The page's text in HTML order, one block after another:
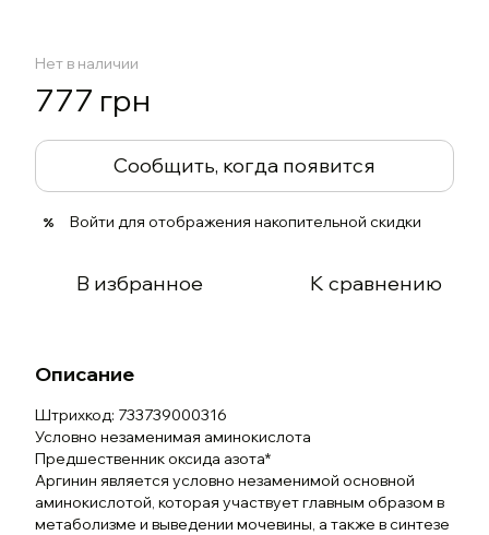
Нет в наличии
777 грн
Сообщить, когда появится
% Войти для отображения накопительной скидки
В избранное К сравнению
Описание
Штрихкод: 733739000316
Условно незаменимая аминокислота
Предшественник оксида азота*
Аргинин является условно незаменимой основной
аминокислотой, которая участвует главным образом в
метаболизме и выведении мочевины, а также в синтезе